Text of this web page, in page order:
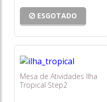
ESGOTADO
Mesa de Atividades Ilha
Tropical Step2